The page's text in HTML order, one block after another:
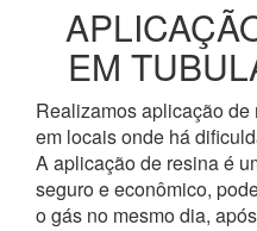
EM
Realizamos aplicação
em locais onde há
A aplicação de resina é
seguro e econômico,
o gás no mesmo dia,